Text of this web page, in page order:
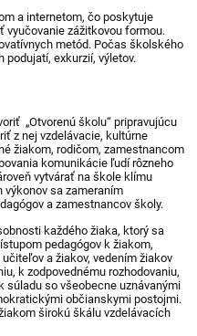
a internetom, čo poskytuje
zážitkovou formou.
metód. Počas školského
exkurzií, výletov.
„Otvorenú školu“ pripravujúcu
z nej vzdelávacie, kultúrne
žiakom, rodičom, zamestnancom
komunikácie ľudí rôzneho
vytvárať na škole klímu
výkonov sa zameraním
a zamestnancov školy.
každého žiaka, ktorý sa
pedagógov k žiakom,
a žiakov, vedením žiakov
k zodpovednému rozhodovaniu,
súladu so všeobecne uznávanými
občianskymi postojmi.
širokú škálu vzdelávacích